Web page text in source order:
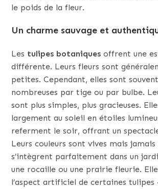
le poids de la fleur.
Un charme sauvage et
Les tulipes botaniques offrent une
différente. Leurs fleurs sont
petites. Cependant, elles sont
nombreuses par tige ou par bulbe.
sont plus simples, plus gracieuses.
largement au soleil en étoiles
referment le soir, offrant un
Leurs couleurs sont vives mais jamais
s’intègrent parfaitement dans un
une rocaille ou une prairie fleurie.
l’aspect artificiel de certaines